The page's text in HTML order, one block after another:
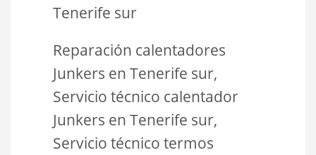
Tenerife sur
Reparación calentadores
Junkers en Tenerife sur,
Servicio técnico calentador
Junkers en Tenerife sur,
Servicio técnico termos